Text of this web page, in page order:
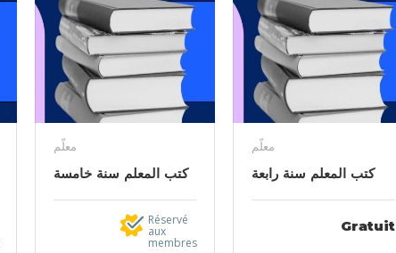
معلّم
كتب المعلم سنة خامسة
Réservé
aux
membres
معلّم
كتب المعلم سنة رابعة
Gratuit